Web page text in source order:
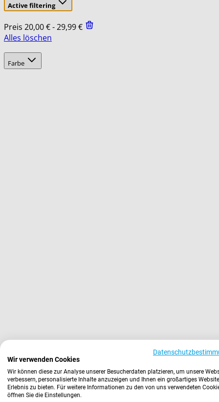
Active filtering
Preis 20,00 € - 29,99 €
Alles löschen
to
product
Farbe
filter
Wir verwenden Cookies
Wir können diese zur Analyse unserer Besucherdaten platzieren, um unsere
verbessern, personalisierte Inhalte anzuzeigen und Ihnen ein großartiges
Erlebnis zu bieten. Für weitere Informationen zu den von uns verwendeten
öffnen Sie die Einstellungen.